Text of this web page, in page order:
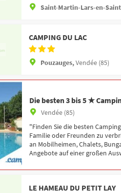
Saint-Martin-Lars-en-
CAMPING DU LAC
Pouzauges,Vendée (85)
Die besten 3 bis 5 ★
Vendée (85)
"Finden Sie die besten
Familie oder Freunden zu
an Mobilheimen, Chalets,
Angebote auf einer großen
LE HAMEAU DU PETIT LAY